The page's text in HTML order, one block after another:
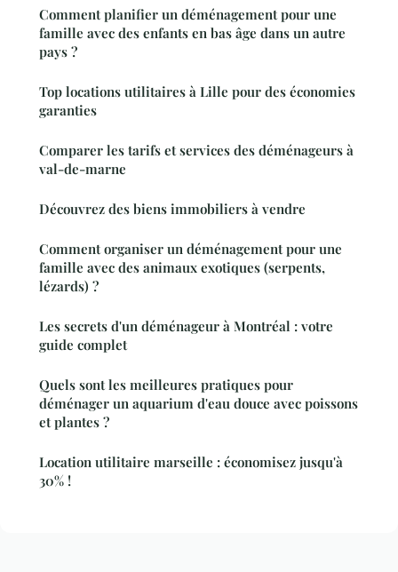
Comment planifier un déménagement pour une
famille avec des enfants en bas âge dans un autre
pays ?
Top locations utilitaires à Lille pour des économies
garanties
Comparer les tarifs et services des déménageurs à
val-de-marne
Découvrez des biens immobiliers à vendre
Comment organiser un déménagement pour une
famille avec des animaux exotiques (serpents,
lézards) ?
Les secrets d'un déménageur à Montréal : votre
guide complet
Quels sont les meilleures pratiques pour
déménager un aquarium d'eau douce avec poissons
et plantes ?
Location utilitaire marseille : économisez jusqu'à
30% !